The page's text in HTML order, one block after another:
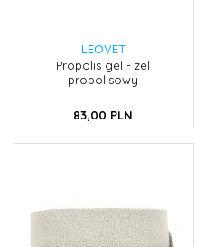
LEOVET
Propolis gel - żel
propolisowy
83,00 PLN